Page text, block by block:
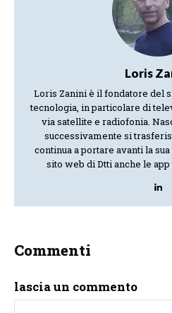
Loris
Loris Zanini è il fondatore del
tecnologia, in particolare di
via satellite e radiofonia.
successivamente si
continua a portare avanti la
sito web di Dtti anche le
Commenti
lascia un commento